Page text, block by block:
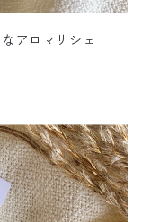
アロマサシェ